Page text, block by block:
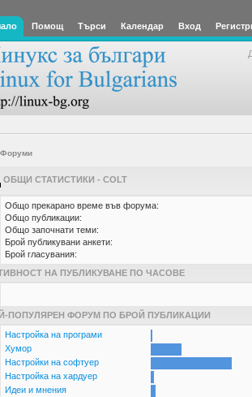
Помощ Търси Календар Вход
Форуми
ОБЩИ СТАТИСТИКИ - COLT
Общо прекарано време във форума:
Общо публикации:
Общо започнати теми:
Брой публикувани анкети:
Брой гласувания:
НА ПУБЛИКУВАНЕ ПО ЧАСОВЕ
ПОПУЛЯРЕН ФОРУМ ПО БРОЙ ПУБЛИКАЦИИ
Настройка на програми
Хумор
Настройки на софтуер
Настройка на хардуер
Идеи и мнения